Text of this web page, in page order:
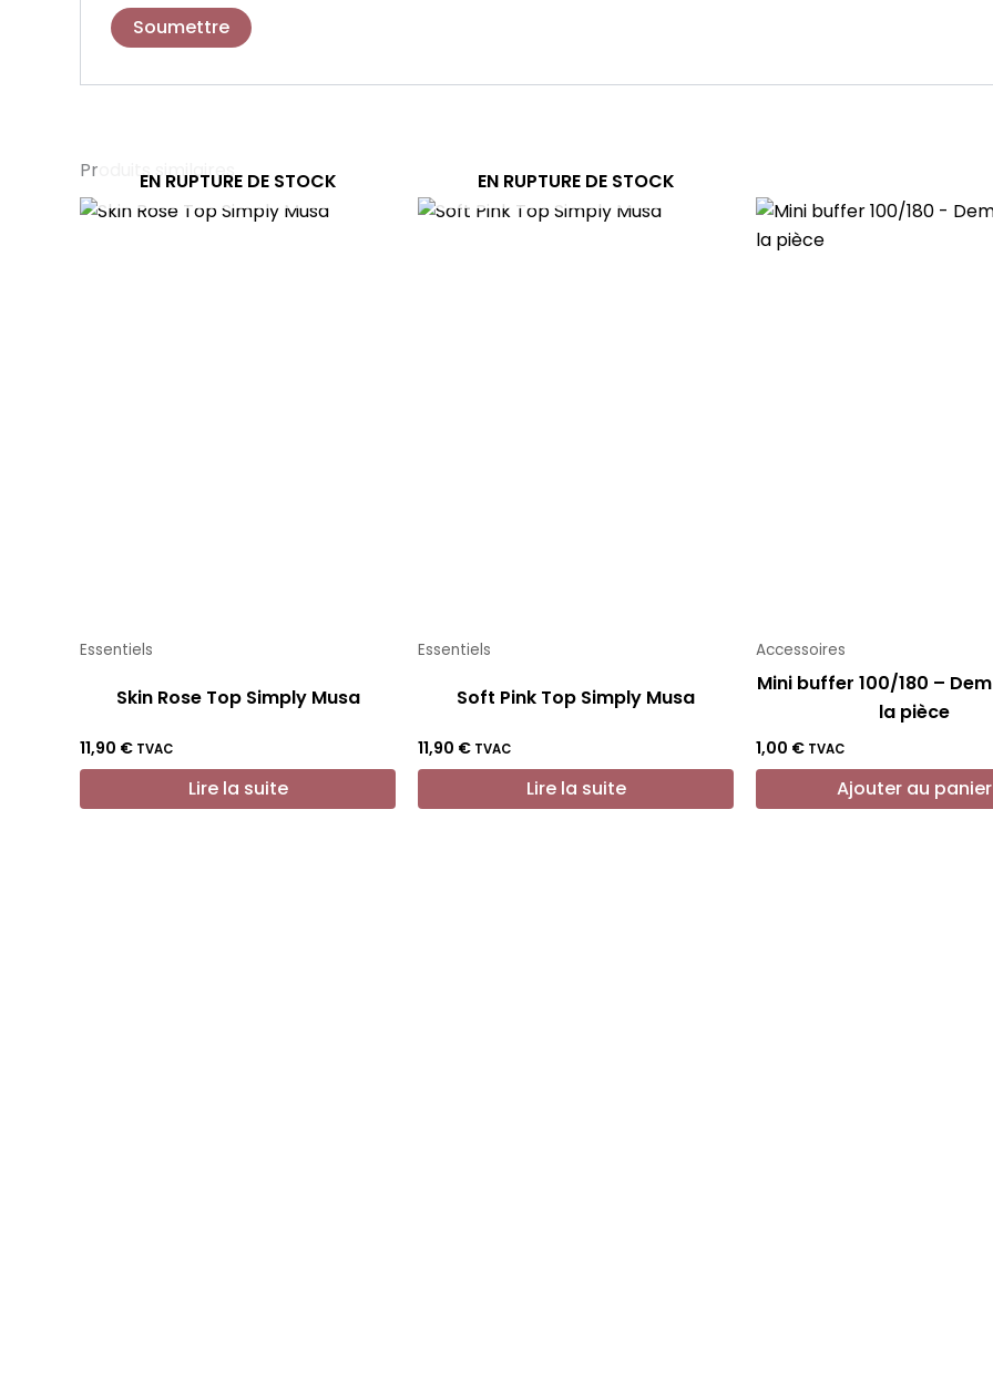
Produits similaires
EN RUPTURE DE STOCK
Essentiels
Skin Rose Top Simply Musa
11,90 € TVAC
Lire la suite
EN RUPTURE DE STOCK
Essentiels
Soft Pink Top Simply Musa
11,90 € TVAC
Lire la suite
Accessoires
Mini buffer 100/180 –
la pièce
1,00 € TVAC
Ajouter au panier